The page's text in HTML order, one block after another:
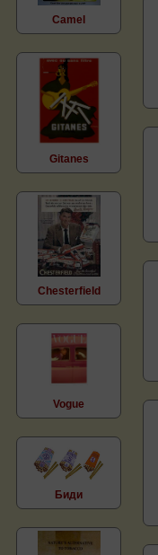
Camel
Gitanes
Chesterfield
Vogue
Биди